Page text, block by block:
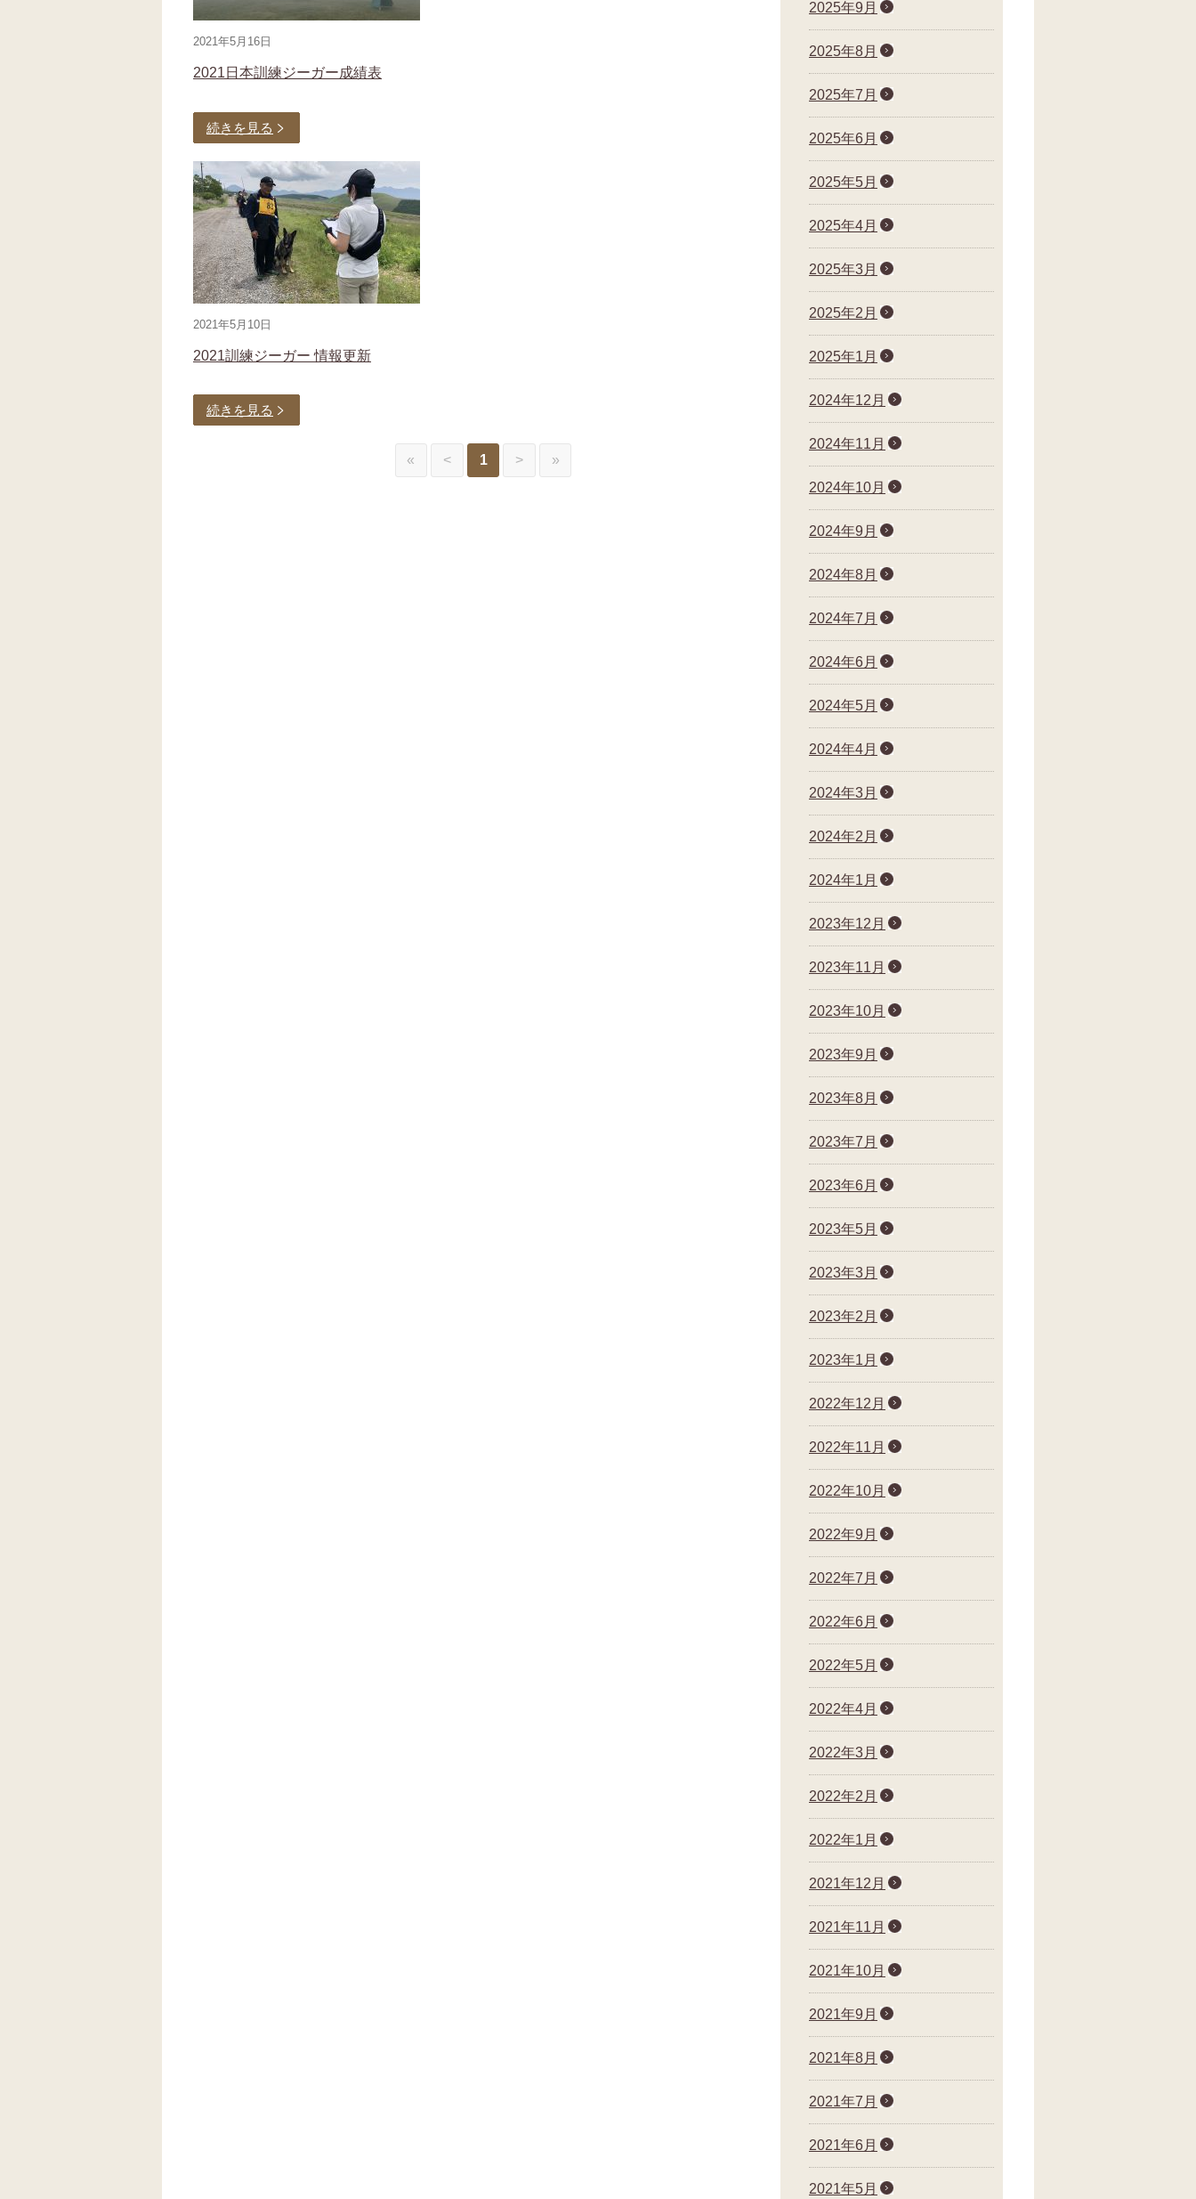
2021年5月16日
2021日本訓練ジーガー成績表
続きを見る
2021年5月10日
2021訓練ジーガー 情報更新
続きを見る
« < 1 > »
2025年9月
2025年8月
2025年7月
2025年6月
2025年5月
2025年4月
2025年3月
2025年2月
2025年1月
2024年12月
2024年11月
2024年10月
2024年9月
2024年8月
2024年7月
2024年6月
2024年5月
2024年4月
2024年3月
2024年2月
2024年1月
2023年12月
2023年11月
2023年10月
2023年9月
2023年8月
2023年7月
2023年6月
2023年5月
2023年3月
2023年2月
2023年1月
2022年12月
2022年11月
2022年10月
2022年9月
2022年7月
2022年6月
2022年5月
2022年4月
2022年3月
2022年2月
2022年1月
2021年12月
2021年11月
2021年10月
2021年9月
2021年8月
2021年7月
2021年6月
2021年5月